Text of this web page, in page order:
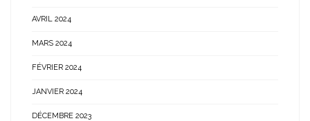
AVRIL 2024
MARS 2024
FÉVRIER 2024
JANVIER 2024
DÉCEMBRE 2023